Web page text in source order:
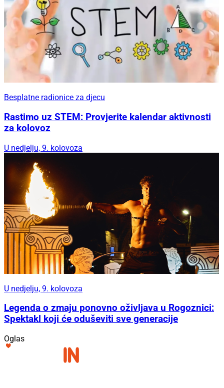
Besplatne radionice za djecu
Rastimo uz STEM: Provjerite kalendar aktivnosti
za kolovoz
U nedjelju, 9. kolovoza
U nedjelju, 9. kolovoza
Legenda o zmaju ponovno oživljava u Rogoznici:
Spektakl koji će oduševiti sve generacije
Oglas